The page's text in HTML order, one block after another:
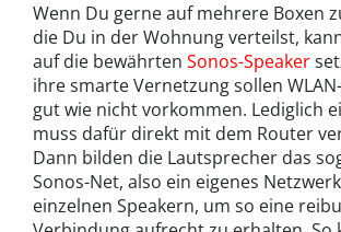
Wenn Du gerne auf mehrere Boxen
die Du in der Wohnung verteilst,
auf die bewährten Sonos-Speaker
ihre smarte Vernetzung sollen
gut wie nicht vorkommen. Lediglich
muss dafür direkt mit dem Router
Dann bilden die Lautsprecher das
Sonos-Net, also ein eigenes
einzelnen Speakern, um so eine